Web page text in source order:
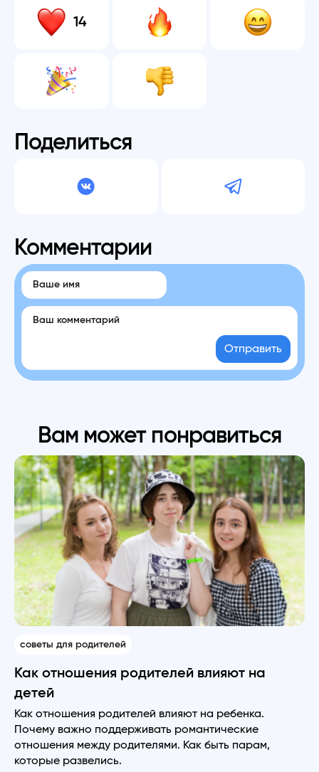
14
Поделиться
Комментарии
Отправить
Вам может понравиться
советы для родителей
Как отношения родителей влияют на
детей
Как отношения родителей влияют на ребенка.
Почему важно поддерживать романтические
отношения между родителями. Как быть парам,
которые развелись.